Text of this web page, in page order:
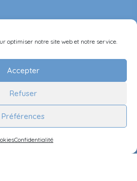
optimiser notre site web et notre service.
Accepter
Refuser
Préférences
Confidentialité